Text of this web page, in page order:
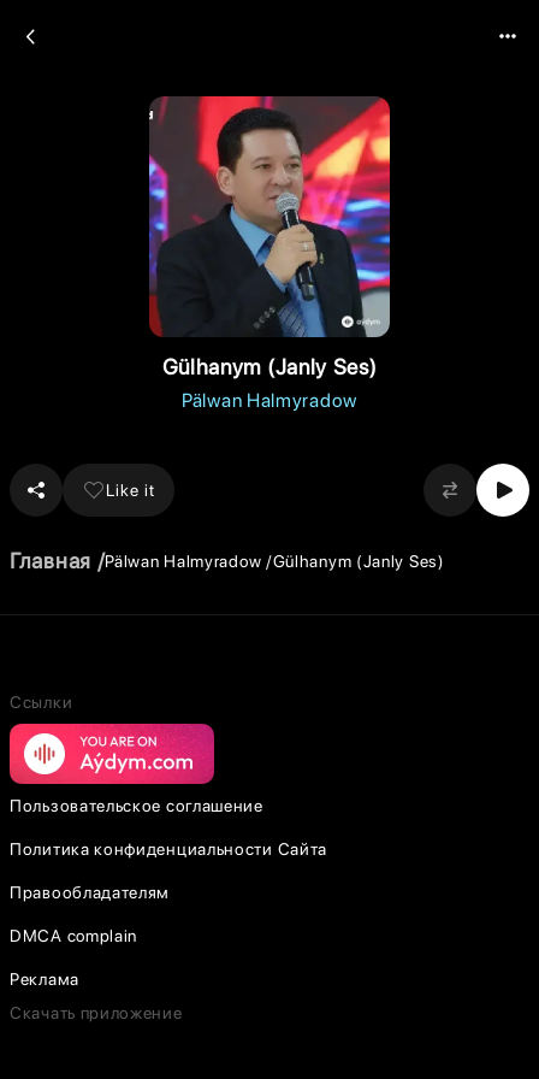
Gülhanym (Janly Ses)
Pälwan Halmyradow
Like it
Главная Pälwan Halmyradow Gülhanym (Janly Ses)
Ссылки
Пользовательское соглашение
Политика конфиденциальности Сайта
Правообладателям
DMCA complain
Реклама
Скачать приложение